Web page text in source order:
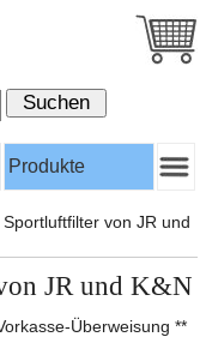
Produkte
Sportluftfilter von JR und
JR und K&N
Überweisung **